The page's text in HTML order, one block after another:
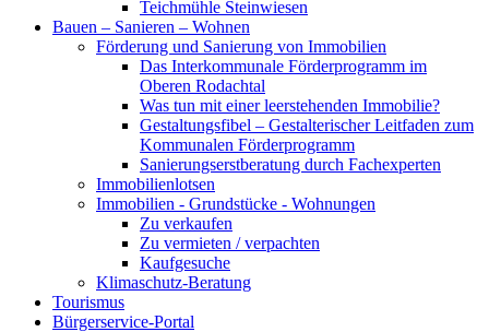
Teichmühle Steinwiesen
Bauen – Sanieren – Wohnen
Förderung und Sanierung von Immobilien
Das Interkommunale Förderprogramm im
Oberen Rodachtal
Was tun mit einer leerstehenden Immobilie?
Gestaltungsfibel – Gestalterischer Leitfaden zum
Kommunalen Förderprogramm
Sanierungserstberatung durch Fachexperten
Immobilienlotsen
Immobilien - Grundstücke - Wohnungen
Zu verkaufen
Zu vermieten / verpachten
Kaufgesuche
Klimaschutz-Beratung
Tourismus
Bürgerservice-Portal